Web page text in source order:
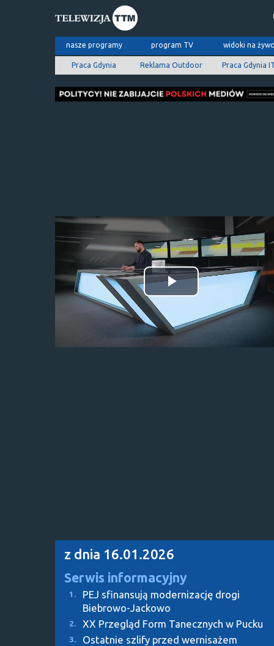
nasze programy program TV widoki na
Praca Gdynia Reklama Outdoor Praca Gdynia
Odtwórz
wideo
z dnia 16.01.2026
Serwis informacyjny
1.
PEJ sfinansują modernizację drogi
Biebrowo-Jackowo
2. XX Przegląd Form Tanecznych w Pucku
3. Ostatnie szlify przed wernisażem